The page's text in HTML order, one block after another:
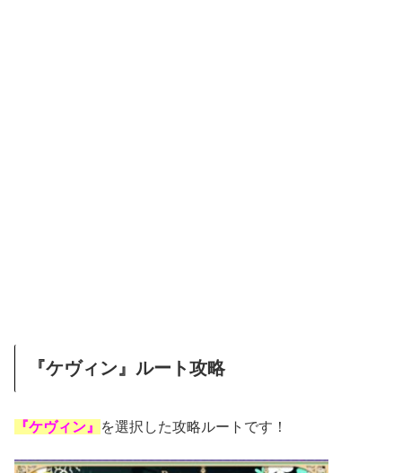
『ケヴィン』ルート攻略
『ケヴィン』 を選択した攻略ルートです！